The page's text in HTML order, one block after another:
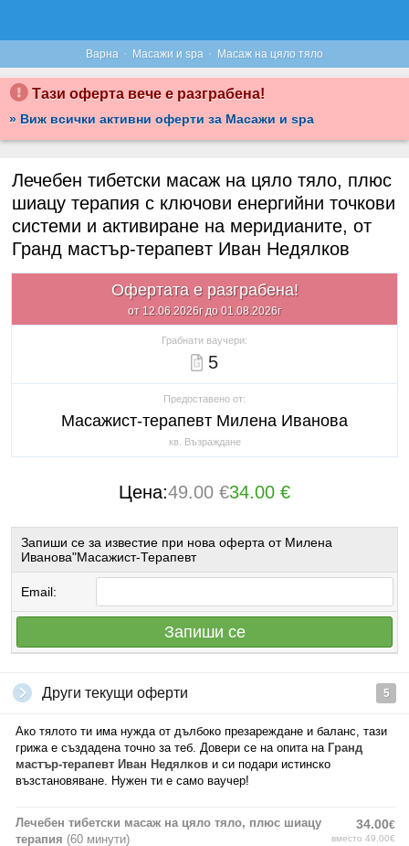
Варна · Масажи и spa · Масаж на цяло тяло
Тази оферта вече е разграбена!
» Виж всички активни оферти за Масажи и spa
Лечебен тибетски масаж на цяло тяло, плюс
шиацу терапия с ключови енергийни точкови
системи и активиране на меридианите, от
Гранд мастър-терапевт Иван Недялков
Офертата е разграбена!
от 12.06.2026г до 01.08.2026г
Грабнати ваучери:
5
Предоставено от:
Масажист-терапевт Милена Иванова
кв. Възраждане
Цена:49.00 €34.00 €
Запиши се за известие при нова оферта от Милена
Иванова"Масажист-Терапевт
Email:
Запиши се
Други текущи оферти 5
Ако тялото ти има нужда от дълбоко презареждане и баланс, тази
грижа е създадена точно за теб. Довери се на опита на Гранд
мастър-терапевт Иван Недялков и си подари истинско
възстановяване. Нужен ти е само ваучер!
Лечебен тибетски масаж на цяло тяло, плюс шиацу
терапия (60 минути)
34.00€
вместо 49.00€